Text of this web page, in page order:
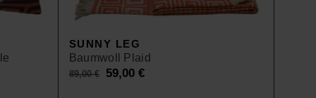
SUNNY LEG
Baumwoll Plaid
89,00€
Original
59,00€Current